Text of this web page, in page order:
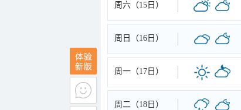
周六（15日）
周日（16日）
周一（17日）
周二（18日）